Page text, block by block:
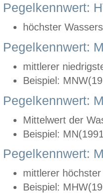
Pegelkennwert:
höchster
Pegelkennwert:
mittlerer
Beispiel:
Pegelkennwert:
Mittelwert der
Beispiel:
Pegelkennwert:
mittlerer
Beispiel: